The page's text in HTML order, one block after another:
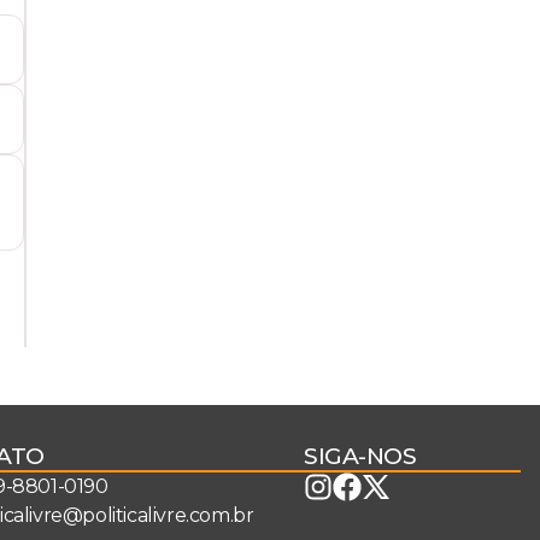
8801-0190
SIGA-NOS